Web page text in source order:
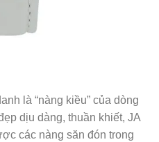
là “nàng kiều” của dòng
dịu dàng, thuần khiết, JA
các nàng săn đón trong